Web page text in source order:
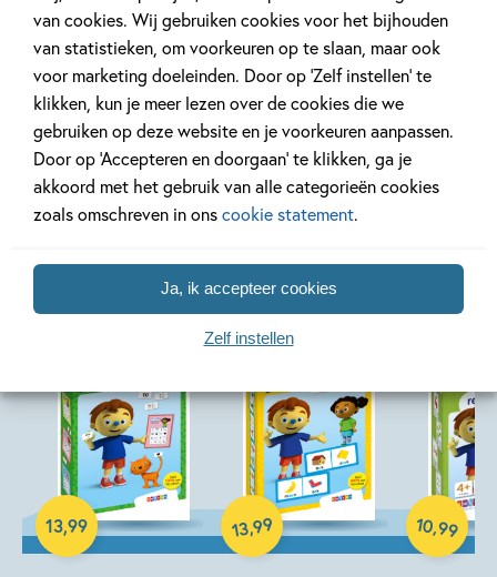
van cookies. Wij gebruiken cookies voor het bijhouden
van statistieken, om voorkeuren op te slaan, maar ook
voor marketing doeleinden. Door op ‘Zelf instellen’ te
klikken, kun je meer lezen over de cookies die we
gebruiken op deze website en je voorkeuren aanpassen.
Door op ‘Accepteren en doorgaan’ te klikken, ga je
akkoord met het gebruik van alle categorieën cookies
zoals omschreven in onscookie statement.
Ja, ik accepteer cookies
Zelf instellen
Lees verder
Andere boeken uit de serie
'Rompompom'
13,99
Spel 13,99
Spel
10,99
Spel